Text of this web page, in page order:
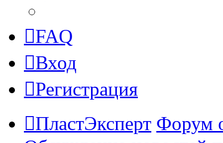
FAQ
Вход
Регистрация
ПластЭксперт Форум